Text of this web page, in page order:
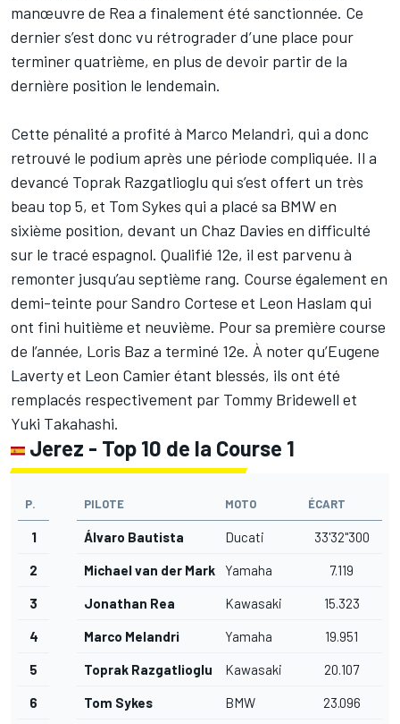
manœuvre de Rea a finalement été sanctionnée. Ce
dernier s’est donc vu rétrograder d’une place pour
terminer quatrième, en plus de devoir partir de la
dernière position le lendemain.
Cette pénalité a profité à Marco Melandri, qui a donc
retrouvé le podium après une période compliquée. Il a
devancé Toprak Razgatlioglu qui s’est offert un très
beau top 5, et Tom Sykes qui a placé sa BMW en
sixième position, devant un Chaz Davies en difficulté
sur le tracé espagnol. Qualifié 12e, il est parvenu à
remonter jusqu’au septième rang. Course également en
demi-teinte pourSandro Cortese et Leon Haslam qui
ont fini huitième et neuvième. Pour sa première course
de l’année, Loris Baz a terminé 12e. À noter qu’Eugene
Lavertyet Leon Camierétant blessés, ils ont été
remplacés respectivement par Tommy Bridewell et
Yuki Takahashi.
Jerez - Top 10 de la Course 1
P. PILOTE MOTO ÉCART
1 Álvaro Bautista Ducati 33'32"300
2 Michael van der Mark Yamaha 7.119
3 Jonathan Rea Kawasaki 15.323
4 Marco Melandri Yamaha 19.951
5 Toprak Razgatlioglu Kawasaki 20.107
6 Tom Sykes BMW 23.096